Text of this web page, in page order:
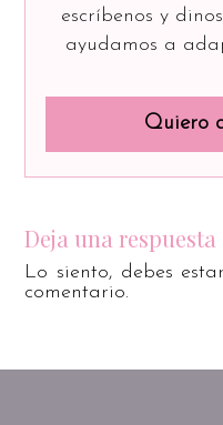
escríbenos y
ayudamos a
Quiero
Deja una respuesta
Lo siento, debes estar
comentario.